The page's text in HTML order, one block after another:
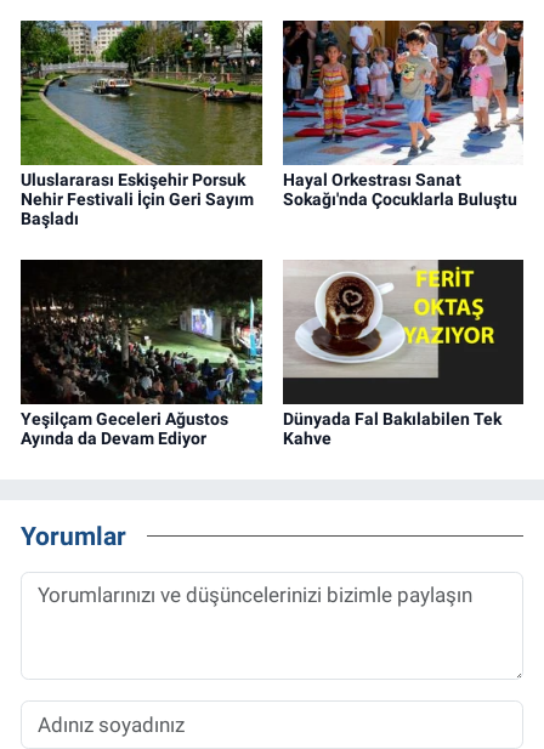
Uluslararası Eskişehir Porsuk
Nehir Festivali İçin Geri Sayım
Başladı
Hayal Orkestrası Sanat
Sokağı'nda Çocuklarla Buluştu
Yeşilçam Geceleri Ağustos
Ayında da Devam Ediyor
Dünyada Fal Bakılabilen Tek
Kahve
Yorumlar